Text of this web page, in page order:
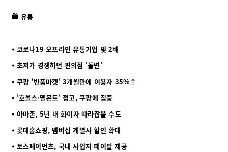
🛍️ 유통
⦁ 코로나19 오프라인 유통기업 빚 2배
⦁ 초저가 경쟁하던 편의점 '돌변'
⦁ 쿠팡 '반품마켓' 3개월만에 이용자 35%↑
⦁ '호올스·델몬트' 접고, 쿠팡에 집중
⦁ 아마존, 5년 내 화이자 따라잡을 수도
⦁ 롯데홈쇼핑, 멤버십 계열사 할인 확대
⦁ 토스페이먼츠, 국내 사업자 페이팔 제공